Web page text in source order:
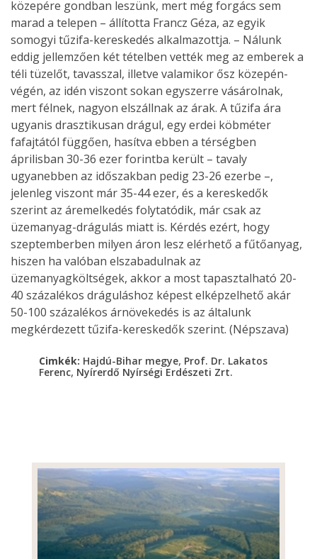
közepére gondban leszünk, mert még forgács sem
marad a telepen – állította Francz Géza, az egyik
somogyi tűzifa-kereskedés alkalmazottja. – Nálunk
eddig jellemzően két tételben vették meg az emberek a
téli tüzelőt, tavasszal, illetve valamikor ősz közepén-
végén, az idén viszont sokan egyszerre vásárolnak,
mert félnek, nagyon elszállnak az árak. A tűzifa ára
ugyanis drasztikusan drágul, egy erdei köbméter
fafajtától függően, hasítva ebben a térségben
áprilisban 30-36 ezer forintba került – tavaly
ugyanebben az időszakban pedig 23-26 ezerbe –,
jelenleg viszont már 35-44 ezer, és a kereskedők
szerint az áremelkedés folytatódik, már csak az
üzemanyag-drágulás miatt is. Kérdés ezért, hogy
szeptemberben milyen áron lesz elérhető a fűtőanyag,
hiszen ha valóban elszabadulnak az
üzemanyagköltségek, akkor a most tapasztalható 20-
40 százalékos dráguláshoz képest elképzelhető akár
50-100 százalékos árnövekedés is az általunk
megkérdezett tűzifa-kereskedők szerint. (Népszava)
Cimkék: Hajdú-Bihar megye, Prof. Dr. Lakatos
Ferenc, Nyírerdő Nyírségi Erdészeti Zrt.